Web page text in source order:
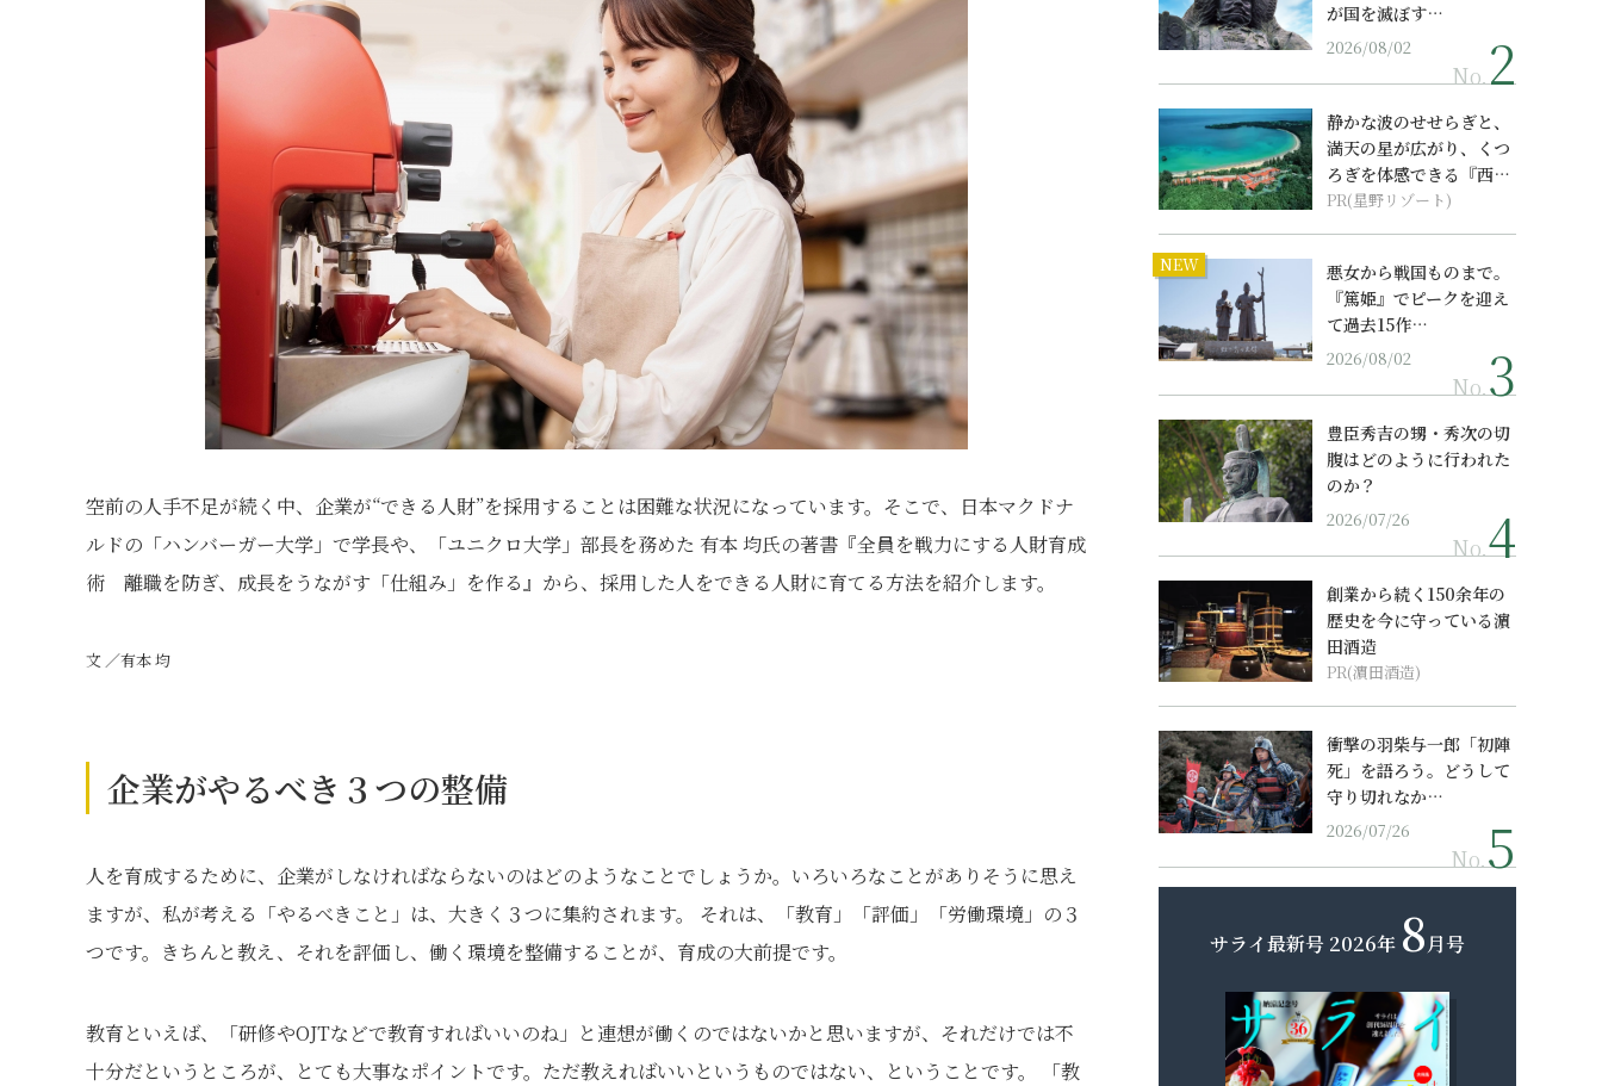
空前の人手不足が続く中、企業が“できる人財”を採用することは困難な状況になっています。そこで、日本マクドナ
ルドの「ハンバーガー大学」で学長や、「ユニクロ大学」部長を務めた 有本 均氏の著書『全員を戦力にする人財育成
術 離職を防ぎ、成長をうながす「仕組み」を作る』から、採用した人をできる人財に育てる方法を紹介します。
文 ／有本 均
企業がやるべき３つの整備
人を育成するために、企業がしなければならないのはどのようなことでしょうか。いろいろなことがありそうに思え
ますが、私が考える「やるべきこと」は、大きく３つに集約されます。 それは、「教育」「評価」「労働環境」の３
つです。きちんと教え、それを評価し、働く環境を整備することが、育成の大前提です。
教育といえば、「研修やOJTなどで教育すればいいのね」と連想が働くのではないかと思いますが、それだけでは不
十分だというところが、とても大事なポイントです。ただ教えればいいというものではない、ということです。 「教
が国を滅ぼす…
2026/08/02
No.
静かな波のせせらぎと、
満天の星が広がり、くつ
ろぎを体感できる『西表
島ホテル by...
PR(星野リゾート)
NEW
悪女から戦国ものまで。
『篤姫』でピークを迎え
て過去15作…
2026/08/02
No.
豊臣秀吉の甥・秀次の切
腹はどのように行われた
のか？
2026/07/26
No.
創業から続く150余年の
歴史を今に守っている濵
田酒造
PR(濵田酒造)
衝撃の羽柴与一郎「初陣
死」を語ろう。どうして
守り切れなか…
2026/07/26
No.
サライ最新号 2026年 8月号